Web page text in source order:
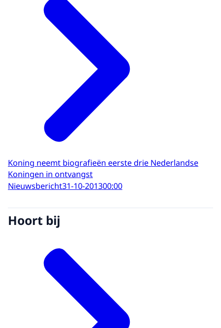
Koning neemt biografieën eerste drie Nederlandse
Koningen in ontvangst
Nieuwsbericht31-10-201300:00
Hoort bij